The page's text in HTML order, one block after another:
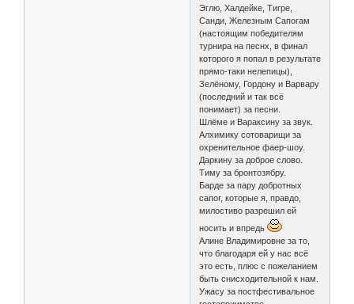
Эглю, Халдейке, Тигре,
Санди, Железным Сапогам
(настоящим победителям
турнира на песнх, в финал
которого я попал в результате
прямо-таки нелепицы),
Зелёному, Гордону и Варвару
(последний и так всё
понимает) за песни.
Шлёме и Вараксину за звук.
Алхимику сотоварищи за
охренительное фаер-шоу.
Даркину за доброе слово.
Тиму за бронтозябру.
Барде за пару добротных
сапог, которые я, правдо,
милостиво разрешил ей
носить и впредь
Алине Владимировне за то,
что благодаря ей у нас всё
это есть, плюс с пожеланием
быть снисходительной к нам.
Ужасу за постфестивальное